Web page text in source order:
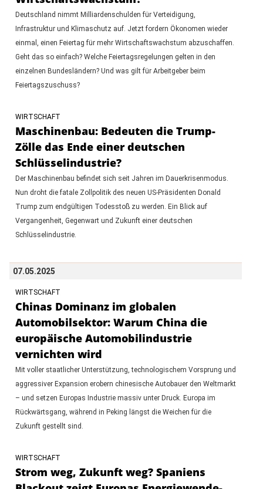
Deutschland nimmt Milliardenschulden für Verteidigung,
Infrastruktur und Klimaschutz auf. Jetzt fordern Ökonomen wieder
einmal, einen Feiertag für mehr Wirtschaftswachstum abzuschaffen.
Geht das so einfach? Welche Feiertagsregelungen gelten in den
einzelnen Bundesländern? Und was gilt für Arbeitgeber beim
Feiertagszuschuss?
WIRTSCHAFT
Maschinenbau: Bedeuten die Trump-
Zölle das Ende einer deutschen
Schlüsselindustrie?
Der Maschinenbau befindet sich seit Jahren im Dauerkrisenmodus.
Nun droht die fatale Zollpolitik des neuen US-Präsidenten Donald
Trump zum endgültigen Todesstoß zu werden. Ein Blick auf
Vergangenheit, Gegenwart und Zukunft einer deutschen
Schlüsselindustrie.
07.05.2025
WIRTSCHAFT
Chinas Dominanz im globalen
Automobilsektor: Warum China die
europäische Automobilindustrie
vernichten wird
Mit voller staatlicher Unterstützung, technologischem Vorsprung und
aggressiver Expansion erobern chinesische Autobauer den Weltmarkt
– und setzen Europas Industrie massiv unter Druck. Europa im
Rückwärtsgang, während in Peking längst die Weichen für die
Zukunft gestellt sind.
WIRTSCHAFT
Strom weg, Zukunft weg? Spaniens